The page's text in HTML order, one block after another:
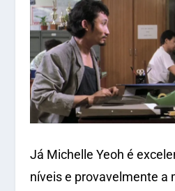
Já Michelle Yeoh é
níveis e provavelmente a